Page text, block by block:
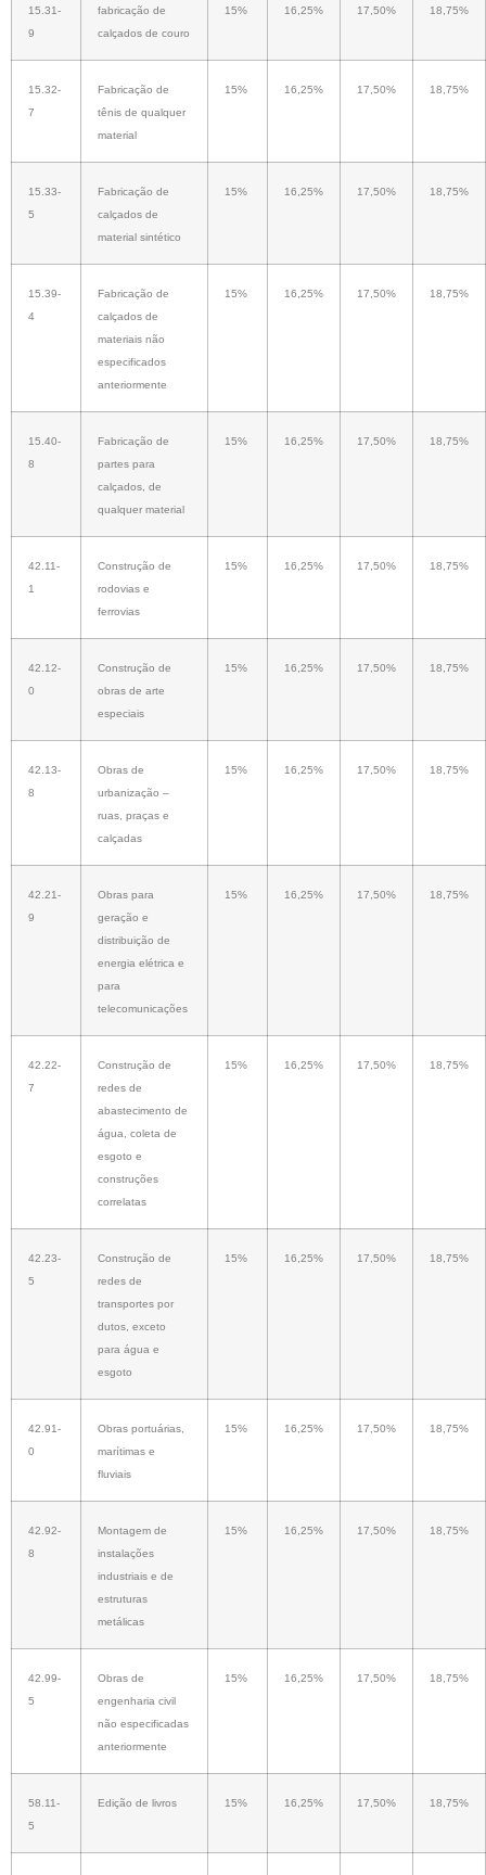
15.31-
9
fabricação de
calçados de couro
15% 16,25% 17,50% 18,75%
15.32-
7
Fabricação de
tênis de qualquer
material
15% 16,25% 17,50% 18,75%
15.33-
5
Fabricação de
calçados de
material sintético
15% 16,25% 17,50% 18,75%
15.39-
4
Fabricação de
calçados de
materiais não
especificados
anteriormente
15% 16,25% 17,50% 18,75%
15.40-
8
Fabricação de
partes para
calçados, de
qualquer material
15% 16,25% 17,50% 18,75%
42.11-
1
Construção de
rodovias e
ferrovias
15% 16,25% 17,50% 18,75%
42.12-
0
Construção de
obras de arte
especiais
15% 16,25% 17,50% 18,75%
42.13-
8
Obras de
urbanização –
ruas, praças e
calçadas
15% 16,25% 17,50% 18,75%
42.21-
9
Obras para
geração e
distribuição de
energia elétrica e
para
telecomunicações
15% 16,25% 17,50% 18,75%
42.22-
7
Construção de
redes de
abastecimento de
água, coleta de
esgoto e
construções
correlatas
15% 16,25% 17,50% 18,75%
42.23-
5
Construção de
redes de
transportes por
dutos, exceto
para água e
esgoto
15% 16,25% 17,50% 18,75%
42.91-
0
Obras portuárias,
marítimas e
fluviais
15% 16,25% 17,50% 18,75%
42.92-
8
Montagem de
instalações
industriais e de
estruturas
metálicas
15% 16,25% 17,50% 18,75%
42.99-
5
Obras de
engenharia civil
não especificadas
anteriormente
15% 16,25% 17,50% 18,75%
58.11-
5
Edição de livros 15% 16,25% 17,50% 18,75%